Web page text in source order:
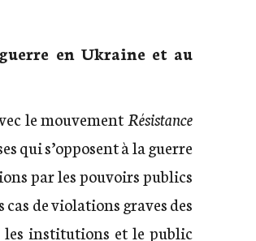
en Ukraine et au
le mouvement Résistance
qui s’opposent à la guerre
par les pouvoirs publics
cas de violations graves des
institutions et le public